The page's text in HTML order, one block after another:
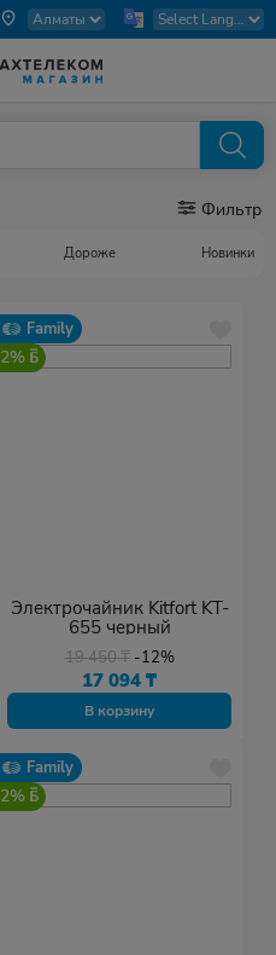
Фильтр
Дороже Новинки
Family
2%
Электрочайник Kitfort KT-
655 черный
19 450₸ -12%
17 094₸
В корзину
Family
2%